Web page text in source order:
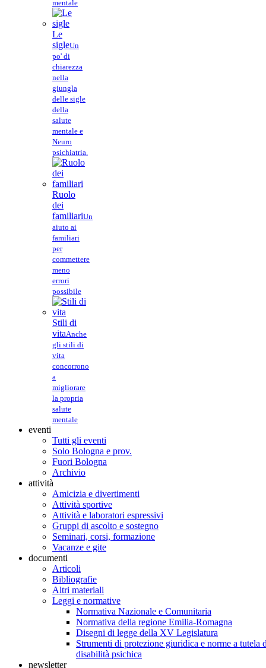
mentale
Le
sigleUn
po' di
chiarezza
nella
giungla
delle sigle
della
salute
mentale e
Neuro
psichiatria.
Ruolo
dei
familiariUn
aiuto ai
familiari
per
commettere
meno
errori
possibile
Stili di
vitaAnche
gli stili di
vita
concorrono
a
migliorare
la propria
salute
mentale
eventi
Tutti gli eventi
Solo Bologna e prov.
Fuori Bologna
Archivio
attività
Amicizia e divertimenti
Attività sportive
Attività e laboratori espressivi
Gruppi di ascolto e sostegno
Seminari, corsi, formazione
Vacanze e gite
documenti
Articoli
Bibliografie
Altri materiali
Leggi e normative
Normativa Nazionale e Comunitaria
Normativa della regione Emilia-Romagna
Disegni di legge della XV Legislatura
Strumenti di protezione giuridica e norme a tutela
disabilità psichica
newsletter